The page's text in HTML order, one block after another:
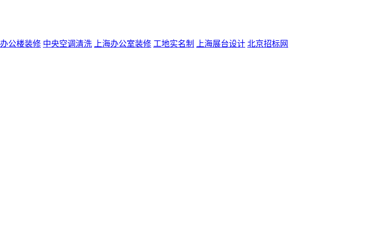
办公楼装修 中央空调清洗 上海办公室装修 工地实名制 上海展台设计 北京招标网